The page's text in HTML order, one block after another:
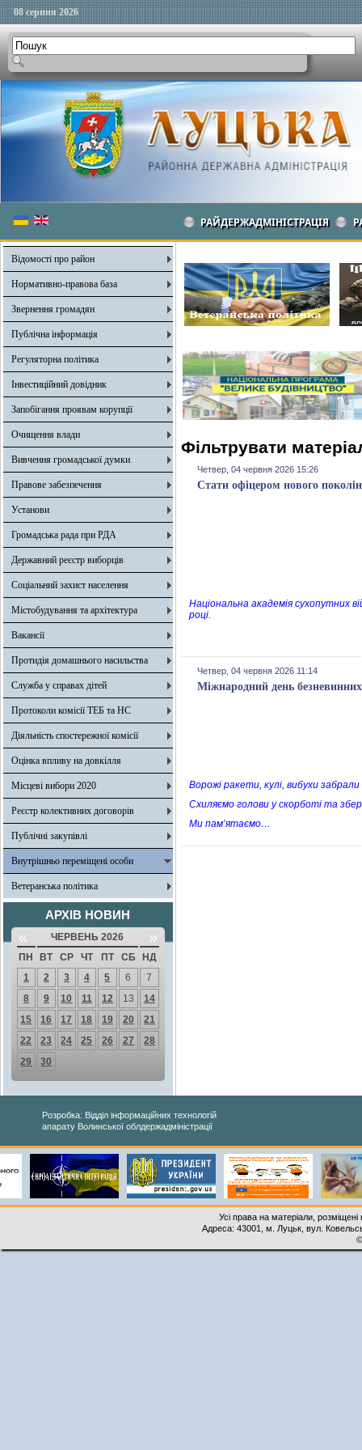
08 серпня 2026
РАЙДЕРЖАДМІНІСТРАЦІЯ
Відомості про район
Нормативно-правова база
Звернення громадян
Публічна інформація
Регуляторна політика
Інвестиційний довідник
Запобігання проявам корупції
Очищення влади
Вивчення громадської думки
Правове забезпечення
Установи
Громадська рада при РДА
Державний реєстр виборців
Соціальний захист населення
Містобудування та архітектура
Вакансії
Протидія домашнього насильства
Служба у справах дітей
Протоколи комісії ТЕБ та НС
Діяльність спостережної комісії
Оцінка впливу на довкілля
Місцеві вибори 2020
Реєстр колективних договорів
Публічні закупівлі
Внутрішньо переміщені особи
Ветеранська політика
АРХІВ НОВИН
« ЧЕРВЕНЬ 2026 »
ПН ВТ СР ЧТ ПТ СБ
НД
1
2 3 4 5 6
7
8
9 10 11 12 13
14
15
16 17 18 19 20
21
22
23 24 25 26 27
28
29
30
Фільтрувати
Четвер, 04 червня 2026 15:26
Стати офіцером нового
Національна академія сухопутних
році.
Четвер, 04 червня 2026 11:14
Міжнародний день безневинних
Ворожі ракети, кулі, вибухи
Схиляємо голови у скорботі та
Ми пам’ятаємо…
Розробка: Відділ інформаційних технологій
апарату Волинської облдержадміністрації
Усі права на матеріали,
Адреса: 43001, м. Луцьк, вул.